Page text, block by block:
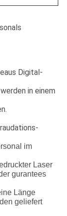
Digital-
in einem
im
Laser
gurantees
Länge
geliefert